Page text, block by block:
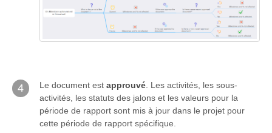
4 Le document est approuvé. Les activités, les sous-
activités, les statuts des jalons et les valeurs pour la
période de rapport sont mis à jour dans le projet pour
cette période de rapport spécifique.